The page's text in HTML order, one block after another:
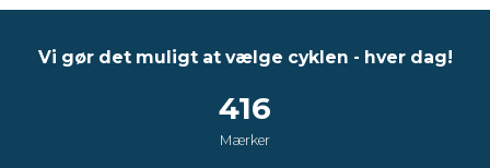
Vi gør det muligt at vælge cyklen - hver dag!
416
Mærker